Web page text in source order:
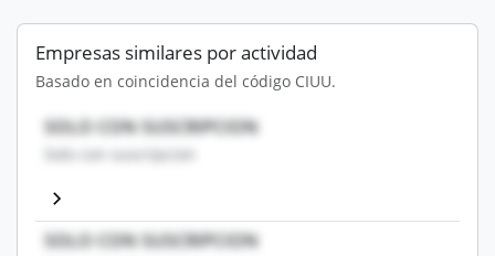
Empresas similares por actividad
Basado en coincidencia del código CIUU.
SOLO CON SUSCRIPCION
Solo con suscripcion
SOLO CON SUSCRIPCION